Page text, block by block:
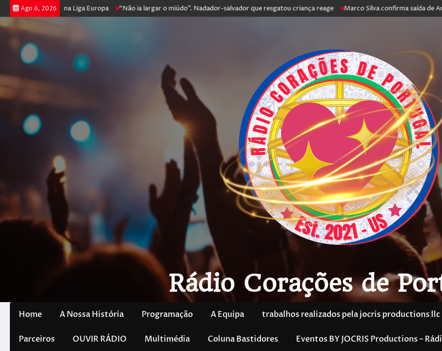
Ago 6, 2026
prossegue na Liga Europa “Não ia largar o miúdo”. Nadador-salvador que resgatou criança reage Marco Silva confirma saída de António
Rádio Corações de
Home A Nossa História Programação A Equipa trabalhos realizados pela jocris productions llc
Parceiros OUVIR RÁDIO Multimédia Coluna Bastidores Eventos BY JOCRIS Productions –